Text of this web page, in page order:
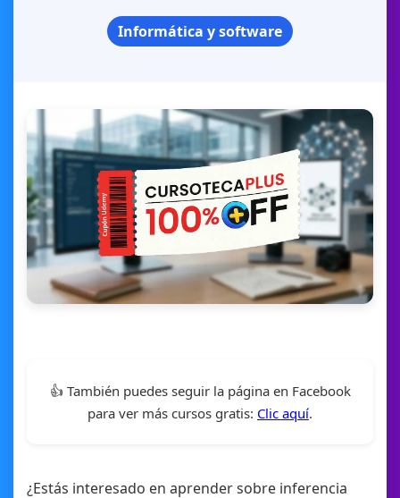
Informática y software
👍 También puedes seguir la página en Facebook
para ver más cursos gratis: Clic aquí.
¿Estás interesado en aprender sobre inferencia